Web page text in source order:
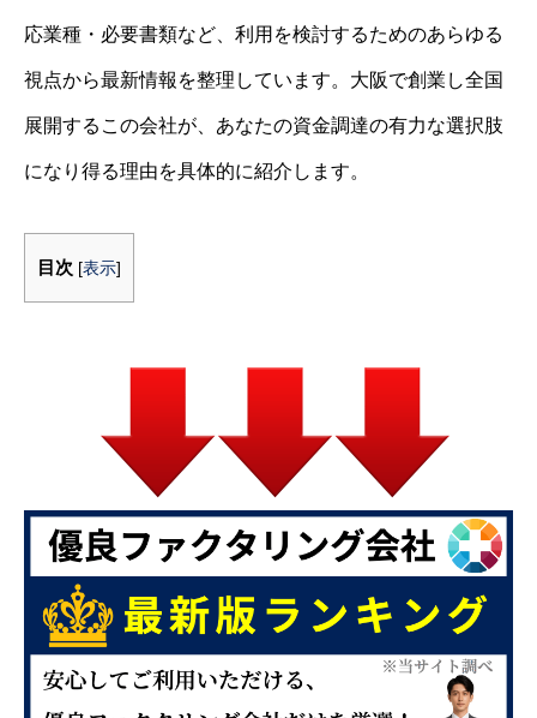
応業種・必要書類など、利用を検討するためのあらゆる
視点から最新情報を整理しています。大阪で創業し全国
展開するこの会社が、あなたの資金調達の有力な選択肢
になり得る理由を具体的に紹介します。
目次 [表示]